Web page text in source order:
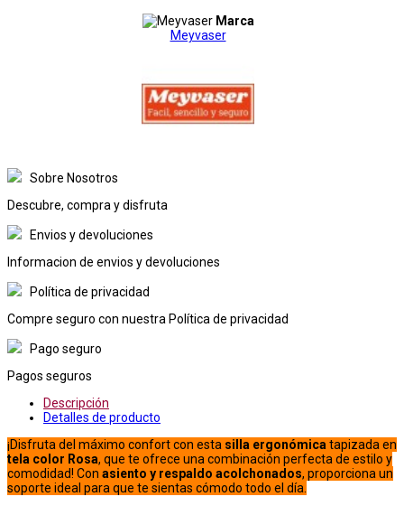
Marca
Meyvaser
Sobre Nosotros
Descubre, compra y disfruta
Envios y devoluciones
Informacion de envios y devoluciones
Política de privacidad
Compre seguro con nuestra Política de privacidad
Pago seguro
Pagos seguros
Descripción
Detalles de producto
¡Disfruta del máximo confort con esta silla ergonómica tapizada en
tela color Rosa, que te ofrece una combinación perfecta de estilo y
comodidad! Con asiento y respaldo acolchonados, proporciona un
soporte ideal para que te sientas cómodo todo el día.